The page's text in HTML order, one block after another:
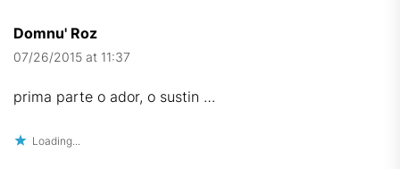
Domnu' Roz
07/26/2015 at 11:37
prima parte o ador, o sustin …
Loading...